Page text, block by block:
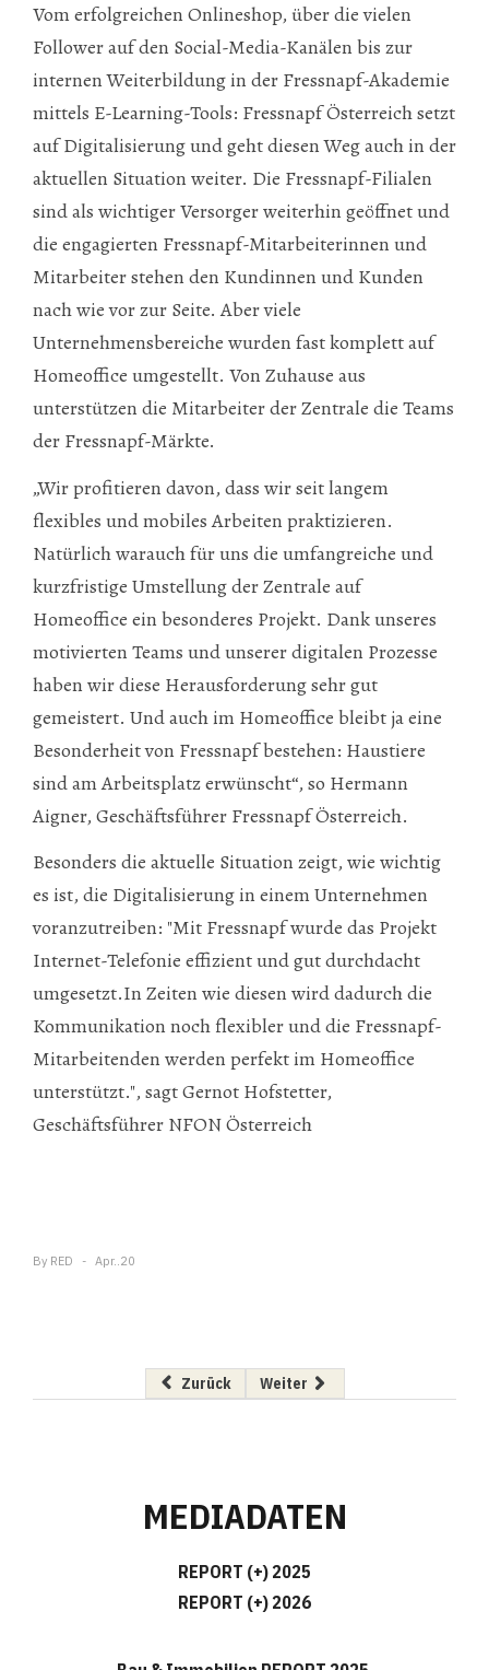
Vom erfolgreichen Onlineshop, über die vielen
Follower auf den Social-Media-Kanälen bis zur
internen Weiterbildung in der Fressnapf-Akademie
mittels E-Learning-Tools: Fressnapf Österreich setzt
auf Digitalisierung und geht diesen Weg auch in der
aktuellen Situation weiter. Die Fressnapf-Filialen
sind als wichtiger Versorger weiterhin geöffnet und
die engagierten Fressnapf-Mitarbeiterinnen und
Mitarbeiter stehen den Kundinnen und Kunden
nach wie vor zur Seite. Aber viele
Unternehmensbereiche wurden fast komplett auf
Homeoffice umgestellt. Von Zuhause aus
unterstützen die Mitarbeiter der Zentrale die Teams
der Fressnapf-Märkte.
„Wir profitieren davon, dass wir seit langem
flexibles und mobiles Arbeiten praktizieren.
Natürlich warauch für uns die umfangreiche und
kurzfristige Umstellung der Zentrale auf
Homeoffice ein besonderes Projekt. Dank unseres
motivierten Teams und unserer digitalen Prozesse
haben wir diese Herausforderung sehr gut
gemeistert. Und auch im Homeoffice bleibt ja eine
Besonderheit von Fressnapf bestehen: Haustiere
sind am Arbeitsplatz erwünscht“, so Hermann
Aigner, Geschäftsführer Fressnapf Österreich.
Besonders die aktuelle Situation zeigt, wie wichtig
es ist, die Digitalisierung in einem Unternehmen
voranzutreiben: "Mit Fressnapf wurde das Projekt
Internet-Telefonie effizient und gut durchdacht
umgesetzt.In Zeiten wie diesen wird dadurch die
Kommunikation noch flexibler und die Fressnapf-
Mitarbeitenden werden perfekt im Homeoffice
unterstützt.", sagt Gernot Hofstetter,
Geschäftsführer NFON Österreich
By RED Apr..20
Vorheriger Beitrag: Effizienz im Homeoffice:
Zurück Nächster Beitrag: Nagarro
Weiter
MEDIADATEN
REPORT (+) 2025
REPORT (+) 2026